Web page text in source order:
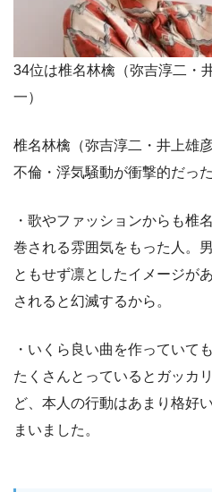
34位は椎名林檎（弥吉淳二・
一）
椎名林檎（弥吉淳二・井上雄
不倫・浮気騒動が衝撃的だっ
・歌やファッションからも椎
巻される雰囲気をもった人。
ともせず凛としたイメージが
されると幻滅するから。
・いくら良い曲を作っていて
たくさんとっているとガッカ
ど、本人の行動はあまり格好
まいました。